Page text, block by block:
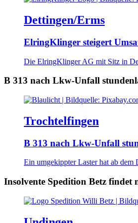
Dettingen/Erms
ElringKlinger steigert
Die ElringKlinger AG mit Sitz in
B 313 nach Lkw-Unfall
Trochtelfingen
B 313 nach Lkw-Unfall
Ein umgekippter Laster hat ab dem
Insolvente Spedition Betz findet